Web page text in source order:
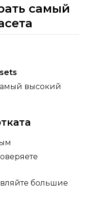
самый
высокий
большие